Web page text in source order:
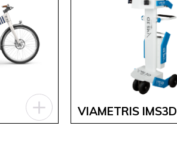
VIAMETRIS IMS3D